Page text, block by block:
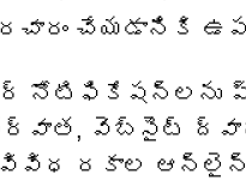
చేయడానికి
నోటిఫికేషన్‌లను
తర్వాత, వెబ్‌సైట్
రకాల